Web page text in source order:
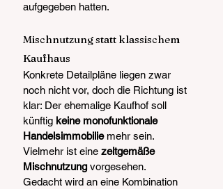
aufgegeben hatten.
Mischnutzung statt klassischem
Kaufhaus
Konkrete Detailpläne liegen zwar
noch nicht vor, doch die Richtung ist
klar: Der ehemalige Kaufhof soll
künftig keine monofunktionale
Handelsimmobilie mehr sein.
Vielmehr ist eine zeitgemäße
Mischnutzung vorgesehen.
Gedacht wird an eine Kombination